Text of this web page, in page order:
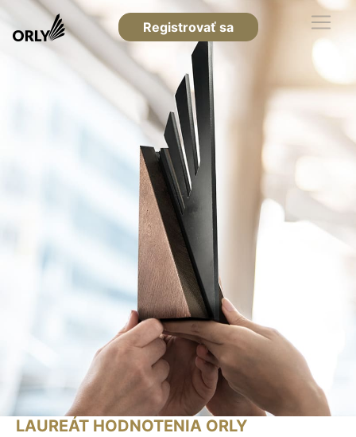
Registrovať sa
LAUREÁT HODNOTENIA ORLY